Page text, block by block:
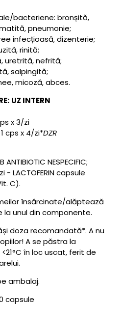
bacteriene: bronșită,
pneumonie;
infecțioasă, dizenterie;
rinită;
uretrită, nefrită;
salpingită;
micoză, abces.
UZ INTERN
x 3/zi
1 cps x 4/zi*DZR
NESPECIFIC;
- LACTOFERIN capsule
C).
însărcinate/alăptează
la unul din componente.
doza recomandată*. A nu
A se păstra la
în loc uscat, ferit de
ambalaj.
capsule